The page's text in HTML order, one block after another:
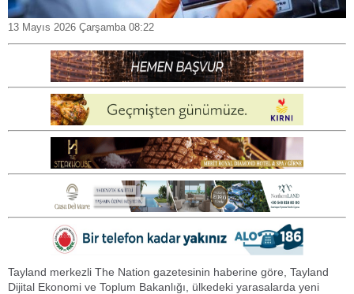
13 Mayıs 2026 Çarşamba 08:22
Tayland merkezli The Nation gazetesinin haberine göre, Tayland
Dijital Ekonomi ve Toplum Bakanlığı, ülkedeki yarasalarda yeni